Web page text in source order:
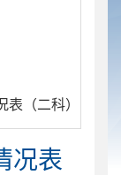
表（二科）
况表